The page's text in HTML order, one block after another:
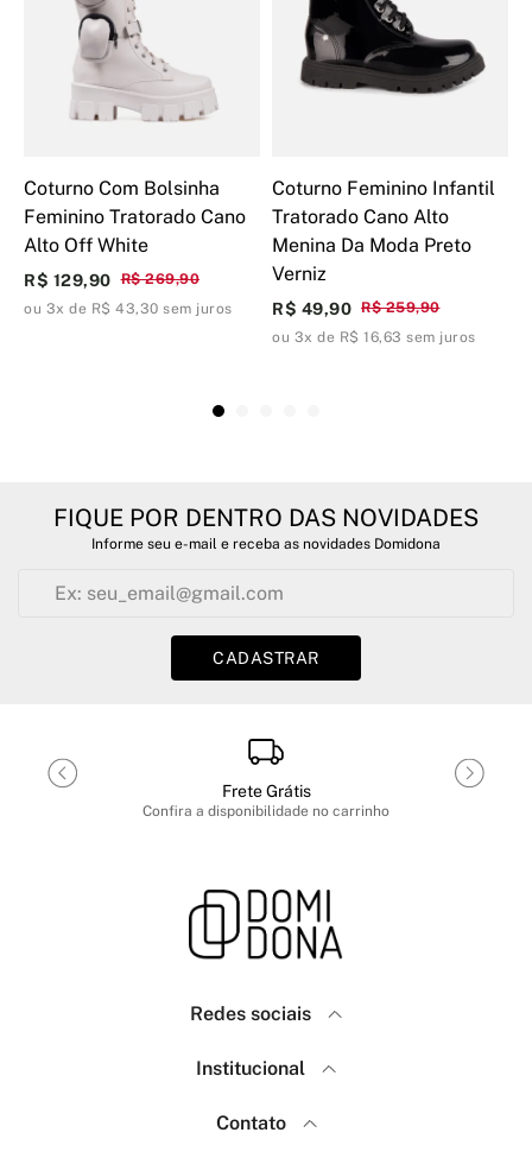
Coturno Com Bolsinha
Feminino Tratorado Cano
Alto Off White
R$ 269,90
R$ 129,90
ou 3x de R$ 43,30 sem juros
Coturno Feminino Infantil
Tratorado Cano Alto
Menina Da Moda Preto
Verniz
R$ 259,90
R$ 49,90
ou 3x de R$ 16,63 sem juros
FIQUE POR DENTRO DAS NOVIDADES
Informe seu e-mail e receba as novidades Domidona
CADASTRAR
Frete Grátis
Confira a disponibilidade no carrinho
Redes sociais
Menina Fashion
Institucional
Política de Privacidade
Contato